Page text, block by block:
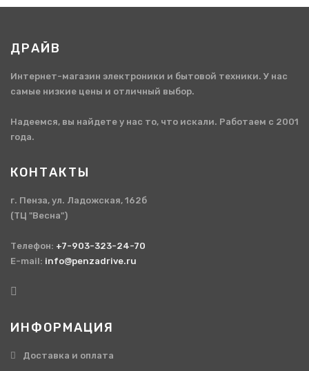
ДРАЙВ
Интернет-магазин электроники и бытовой техники. У нас
самые низкие цены и отличный выбор.
Надеемся, вы найдете у нас то, что искали. Работаем с 2001
года.
КОНТАКТЫ
г. Пенза, ул. Ладожская, 162б
(ТЦ "Весна")
Телефон: +7-903-323-24-70
E-mail: info@penzadrive.ru
ИНФОРМАЦИЯ
Доставка и оплата